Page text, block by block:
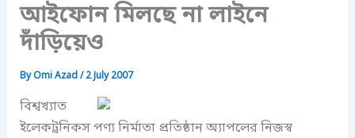
আইফোন মিলছে না লাইনে
দাঁড়িয়েও
ByOmi Azad/2 July 2007
বিশ্বখ্যাত
ইলেকট্রনিকস পণ্য নির্মাতা প্রতিষ্ঠান অ্যাপলের নিজস্ব